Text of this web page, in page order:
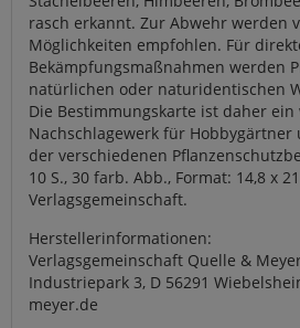
rasch erkannt. Zur Abwehr werden
Möglichkeiten empfohlen. Für
Bekämpfungsmaßnahmen werden
natürlichen oder naturidentischen
Die Bestimmungskarte ist daher
Nachschlagewerk für
der verschiedenen
10 S., 30 farb. Abb., Format: 14,8 x
Verlagsgemeinschaft.
Herstellerinformationen:
Verlagsgemeinschaft Quelle &
Industriepark 3, D 56291
meyer.de